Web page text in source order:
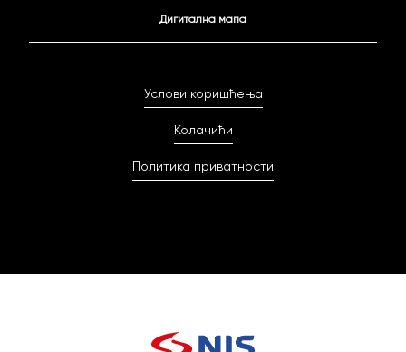
Дигитална мапа
Услови коришћења
Колачићи
Политика приватности